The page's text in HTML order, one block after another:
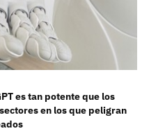
es tan potente que los
en los que peligran